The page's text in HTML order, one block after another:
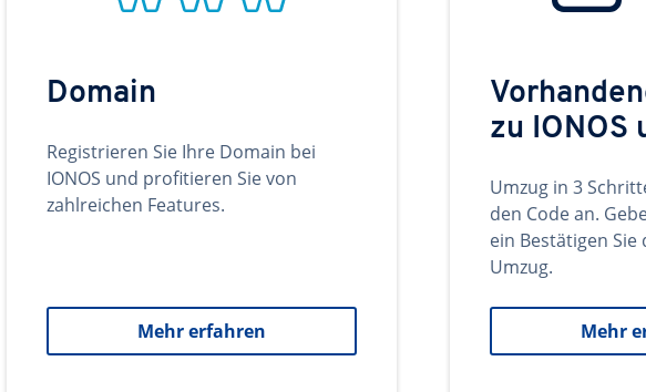
Domain
Registrieren Sie Ihre Domain bei
IONOS und profitieren Sie von
zahlreichen Features.
Mehr erfahren
zu IONOS
Umzug in 3
den Code an.
ein Bestätigen
Umzug.
Mehr